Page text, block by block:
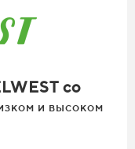
со
и высоком